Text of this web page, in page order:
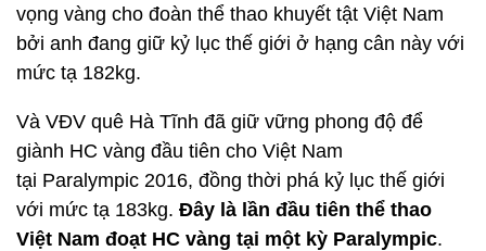
vọng vàng cho đoàn thể thao khuyết tật Việt Nam
bởi anh đang giữ kỷ lục thế giới ở hạng cân này với
mức tạ 182kg.
Và VĐV quê Hà Tĩnh đã giữ vững phong độ để
giành HC vàng đầu tiên cho Việt Nam
tại Paralympic 2016, đồng thời phá kỷ lục thế giới
với mức tạ 183kg. Đây là lần đầu tiên thể thao
Việt Nam đoạt HC vàng tại một kỳ Paralympic.